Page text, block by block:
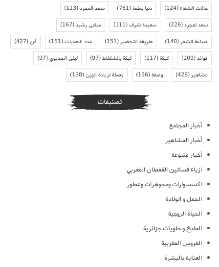
حالات الشفاء(124) دنيا بطمة(761) سعد المجرد(113)
سعد لمجرد(226) سعيدة شرف(111) سلمى رشيد(167)
صباغة الشعر(140) طريقة التحضير(151) عدد الاصابات(151) فن(427)
فوائد(109) كيكة(117) كيكة بالشكلاط(97) ليلى الحديوي(97)
مشاهير(428) وصفة(156) وصفة لزيادة الوزن(138)
تصنيفات
أخبار المجتمع
أخبار المشاهير
أخبار متنوعة
ازياء فساتين القفطان المغربي
اكسسوارات ومجوهرات وعطور
الحمل و الولادة
الحياة الزوجية
الطبخ و حلويات جزائرية
العروس المغربية
العناية بالبشرة